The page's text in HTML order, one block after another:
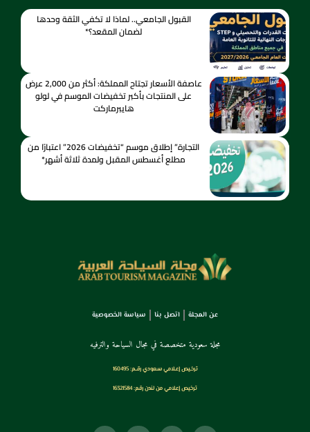
القبول الجامعي.. لماذا لا تكفي الثقة وحدها
لضمان المقعد؟*
عاصفة الأسعار تجتاح المملكة: أكثر من 2,000 عرض
على المنتجات بأكبر تخفيضات الموسم في لولو
هايبرماركت
التجارة” إطلاق موسم “تخفيضات 2026” اعتبارًا من
مطلع أغسطس المقبل ولمدة ثلاثة أشهر*
عن المجلة اتصل بنا سياسة الخصوصية
مجلة سعودية متخصصة في مجال السياحة والترفيه
ترخـيص إعـلامي سـعودي رقــم: 160495
ترخيص إعلامي من لندن رقم: 16321584